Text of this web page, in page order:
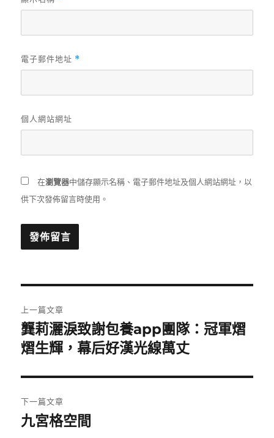
電子郵件地址 *
個人網站網址
在瀏覽器中儲存顯示名稱、電子郵件地址及個人網站網址，以
供下次發佈留言時使用。
章
導
覽
上一篇文章
上
一
文
章:
龔莉灑淚致謝包養app團隊：冠軍熠
熠生輝，幕后好漢光線萬丈
下一篇文章
下
九宮格空間